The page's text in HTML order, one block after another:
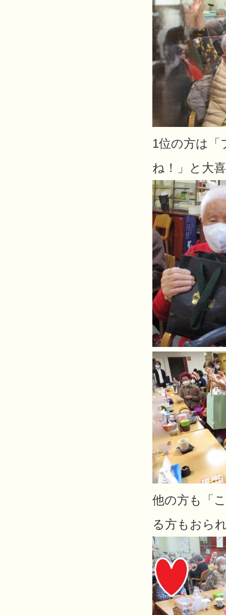
1位の方は「
ね！」と大
他の方も「
る方もおら